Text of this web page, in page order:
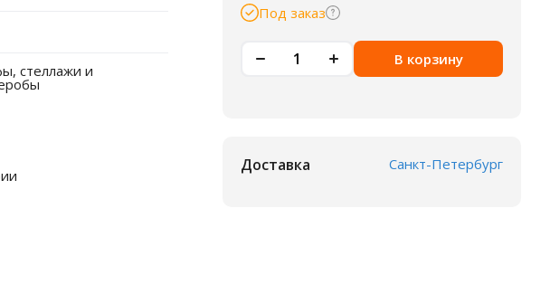
стеллажи и
Под заказ
В корзину
Доставка Санкт-Петербург